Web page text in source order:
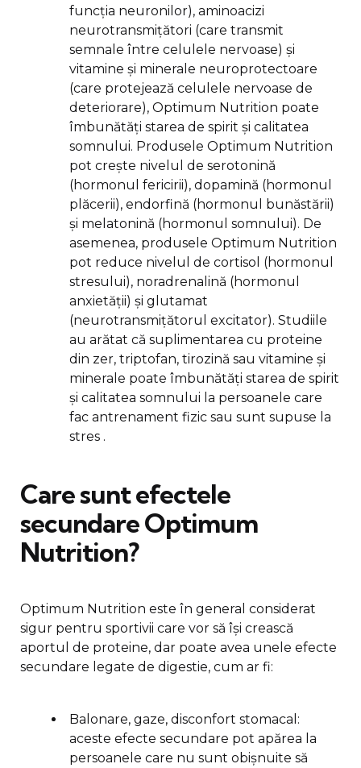
funcția neuronilor), aminoacizi
neurotransmițători (care transmit
semnale între celulele nervoase) și
vitamine și minerale neuroprotectoare
(care protejează celulele nervoase de
deteriorare), Optimum Nutrition poate
îmbunătăți starea de spirit și calitatea
somnului. Produsele Optimum Nutrition
pot crește nivelul de serotonină
(hormonul fericirii), dopamină (hormonul
plăcerii), endorfină (hormonul bunăstării)
și melatonină (hormonul somnului). De
asemenea, produsele Optimum Nutrition
pot reduce nivelul de cortisol (hormonul
stresului), noradrenalină (hormonul
anxietății) și glutamat
(neurotransmițătorul excitator). Studiile
au arătat că suplimentarea cu proteine
din zer, triptofan, tirozină sau vitamine și
minerale poate îmbunătăți starea de spirit
și calitatea somnului la persoanele care
fac antrenament fizic sau sunt supuse la
stres .
Care sunt efectele
secundare Optimum
Nutrition?
Optimum Nutrition este în general considerat
sigur pentru sportivii care vor să își crească
aportul de proteine, dar poate avea unele efecte
secundare legate de digestie, cum ar fi:
Balonare, gaze, disconfort stomacal:
aceste efecte secundare pot apărea la
persoanele care nu sunt obișnuite să